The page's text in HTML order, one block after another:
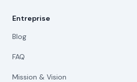
Entreprise
Blog
FAQ
Mission & Vision